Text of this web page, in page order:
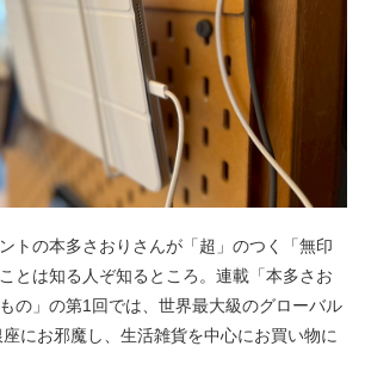
トの本多さおりさんが「超」のつく「無印
とは知る人ぞ知るところ。連載「本多さお
の」の第1回では、世界最大級のグローバル
にお邪魔し、生活雑貨を中心にお買い物に